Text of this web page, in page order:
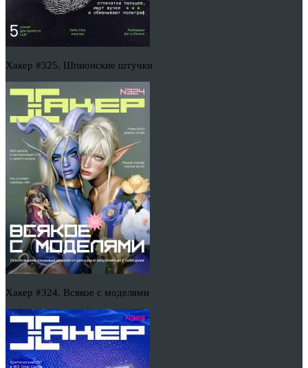
Хакер #325. Шпионские штучки
Хакер #324. Всякое с моделями